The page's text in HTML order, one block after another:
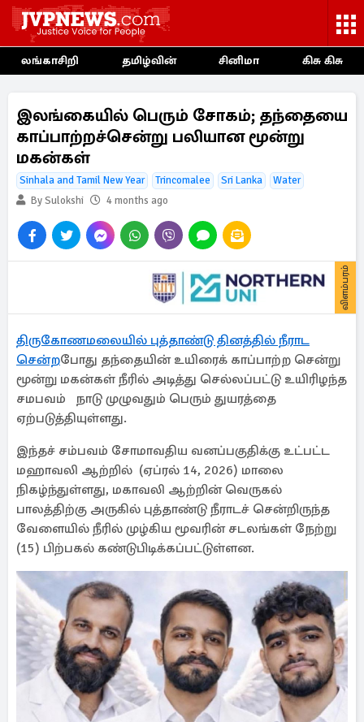
லங்காசிறி தமிழ்வின் சினிமா கிசு கிசு
இலங்கையில் பெரும் சோகம்; தந்தையை
காப்பாற்றச்சென்று பலியான மூன்று
மகன்கள்
Sinhala and Tamil New Year Trincomalee Sri Lanka
Water
By Sulokshi
4 months ago
விளம்பரம்
திருகோணமலையில் புத்தாண்டு தினத்தில் நீராட
சென்றபோது தந்தையின் உயிரைக் காப்பாற்ற சென்று
மூன்று மகன்கள் நீரில் அடித்து செல்லப்பட்டு உயிரிழந்த
சமபவம் நாடு முழுவதும் பெரும் துயரத்தை
ஏற்படுத்தியுள்ளது.
இந்தச் சம்பவம் சோமாவதிய வனப்பகுதிக்கு உட்பட்ட
மஹாவலி ஆற்றில் (ஏப்ரல் 14, 2026) மாலை
நிகழ்ந்துள்ளது, மகாவலி ஆற்றின் வெருகல்
பாலத்திற்கு அருகில் புத்தாண்டு நீராடச் சென்றிருந்த
வேளையில் நீரில் முழ்கிய மூவரின் சடலங்கள் நேற்று
(15) பிற்பகல் கண்டுபிடிக்கப்பட்டுள்ளன.